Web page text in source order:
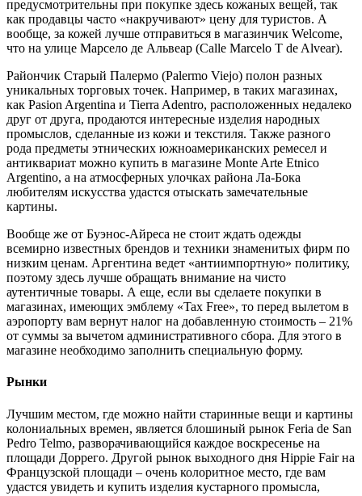
предусмотрительны при покупке здесь кожаных вещей, так
как продавцы часто «накручивают» цену для туристов. А
вообще, за кожей лучше отправиться в магазинчик Welcome,
что на улице Марсело де Альвеар (Calle Marcelo T de Alvear).
Райончик Старый Палермо (Palermo Viejo) полон разных
уникальных торговых точек. Например, в таких магазинах,
как Pasion Argentina и Tierra Adentro, расположенных недалеко
друг от друга, продаются интересные изделия народных
промыслов, сделанные из кожи и текстиля. Также разного
рода предметы этнических южноамериканских ремесел и
антиквариат можно купить в магазине Monte Arte Etnico
Argentino, а на атмосферных улочках района Ла-Бока
любителям искусства удастся отыскать замечательные
картины.
Вообще же от Буэнос-Айреса не стоит ждать одежды
всемирно известных брендов и техники знаменитых фирм по
низким ценам. Аргентина ведет «антиимпортную» политику,
поэтому здесь лучше обращать внимание на чисто
аутентичные товары. А еще, если вы сделаете покупки в
магазинах, имеющих эмблему «Tax Free», то перед вылетом в
аэропорту вам вернут налог на добавленную стоимость – 21%
от суммы за вычетом административного сбора. Для этого в
магазине необходимо заполнить специальную форму.
Рынки
Лучшим местом, где можно найти старинные вещи и картины
колониальных времен, является блошиный рынок Feria de San
Pedro Telmo, разворачивающийся каждое воскресенье на
площади Доррего. Другой рынок выходного дня Hippie Fair на
Французской площади – очень колоритное место, где вам
удастся увидеть и купить изделия кустарного промысла,